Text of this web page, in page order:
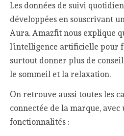
Les données de suivi
développées en souscrivant
Aura. Amazfit nous explique
l’intelligence artificielle pour
surtout donner plus de
le sommeil et la relaxation.
On retrouve aussi toutes les
connectée de la marque, avec
fonctionnalités :